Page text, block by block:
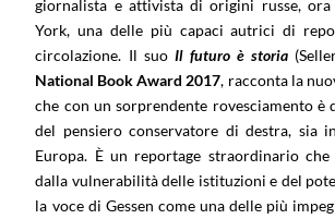
giornalista e attivista di origini russe,
York, una delle più capaci autrici di
circolazione. Il suo Il futuro è storia
National Book Award 2017, racconta la
che con un sorprendente rovesciamento è
del pensiero conservatore di destra, sia
Europa. È un reportage straordinario
dalla vulnerabilità delle istituzioni e del
la voce di Gessen come una delle più